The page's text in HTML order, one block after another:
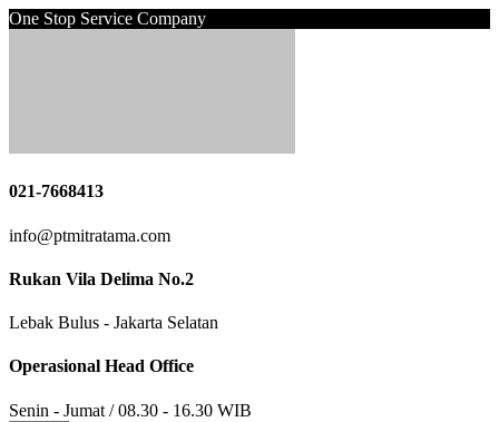
One Stop Service Company
021-7668413
info@ptmitratama.com
Rukan Vila Delima No.2
Lebak Bulus - Jakarta Selatan
Operasional Head Office
Senin - Jumat / 08.30 - 16.30 WIB